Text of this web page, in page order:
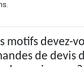
motifs devez-
de devis